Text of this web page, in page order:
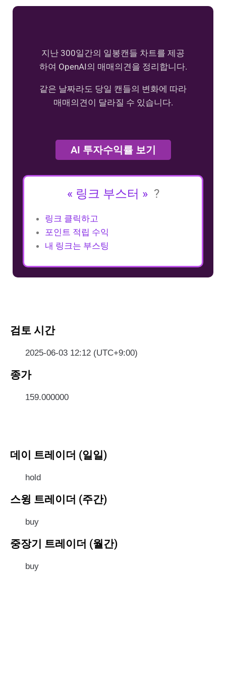
지난 300일간의 일봉캔들 차트를 제공
하여 OpenAI의 매매의견을 정리합니다.
같은 날짜라도 당일 캔들의 변화에 따라
매매의견이 달라질 수 있습니다.
AI 투자수익률 보기
« 링크 부스터 » ?
링크 클릭하고
포인트 적립 수익
내 링크는 부스팅
검토 시간
2025-06-03 12:12 (UTC+9:00)
종가
159.000000
데이 트레이더 (일일)
hold
스윙 트레이더 (주간)
buy
중장기 트레이더 (월간)
buy